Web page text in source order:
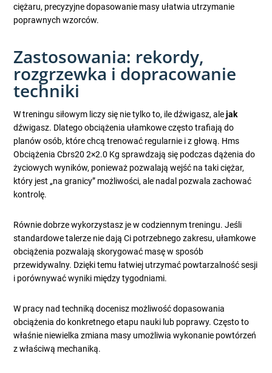
ciężaru, precyzyjne dopasowanie masy ułatwia utrzymanie
poprawnych wzorców.
Zastosowania: rekordy,
rozgrzewka i dopracowanie
techniki
W treningu siłowym liczy się nie tylko to, ile dźwigasz, alejak
dźwigasz. Dlatego obciążenia ułamkowe często trafiają do
planów osób, które chcą trenować regularnie i z głową. Hms
Obciążenia Cbrs20 2×2.0 Kg sprawdzają się podczas dążenia do
życiowych wyników, ponieważ pozwalają wejść na taki ciężar,
który jest „na granicy” możliwości, ale nadal pozwala zachować
kontrolę.
Równie dobrze wykorzystasz je w codziennym treningu. Jeśli
standardowe talerze nie dają Ci potrzebnego zakresu, ułamkowe
obciążenia pozwalają skorygować masę w sposób
przewidywalny. Dzięki temu łatwiej utrzymać powtarzalność sesji
i porównywać wyniki między tygodniami.
W pracy nad techniką docenisz możliwość dopasowania
obciążenia do konkretnego etapu nauki lub poprawy. Często to
właśnie niewielka zmiana masy umożliwia wykonanie powtórzeń
z właściwą mechaniką.